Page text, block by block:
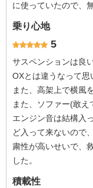
に使っていたので、
乗り心地
5
サスペンションは良
OXとは違うなって思
また、高架上で横風
また、ソファー(敢え
エンジン音は結構入
ど入って来ないので
粛性が高いせいで、
した。
積載性